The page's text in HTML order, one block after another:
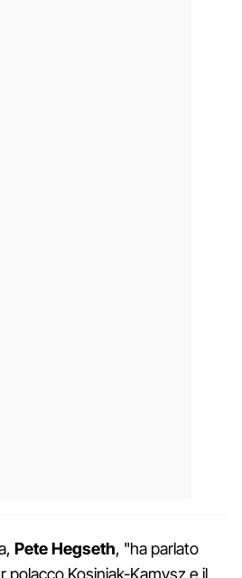
Pete Hegseth, "ha parlato
polacco Kosiniak-Kamysz e il